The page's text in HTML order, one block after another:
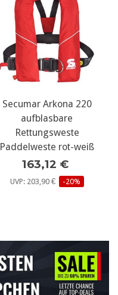
Secumar Arkona 220
aufblasbare
Rettungsweste
Paddelweste rot-weiß
163,12 €
UVP: 203,90 € -20%